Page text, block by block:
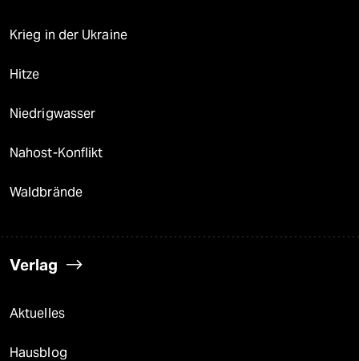
Krieg in der Ukraine
Hitze
Niedrigwasser
Nahost-Konflikt
Waldbrände
Verlag
Aktuelles
Hausblog